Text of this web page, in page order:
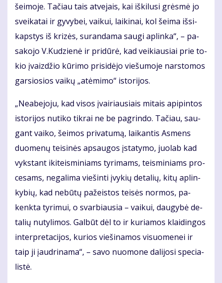
šei­mo­je. Ta­čiau tais at­ve­jais, kai iš­ki­lu­si grės­mė jo
svei­ka­tai ir gy­vy­bei, vai­kui, lai­ki­nai, kol šei­ma iš­si­
kaps­tys iš kri­zės, su­ran­da­ma sau­gi ap­lin­ka“, – pa­
sa­ko­jo V.Ku­dzie­nė ir pri­dū­rė, kad vei­kiau­siai prie to­
kio įvaiz­džio kū­ri­mo pri­si­dė­jo vie­šu­mo­je nars­to­mos
gar­sio­sios vai­kų „at­ėmi­mo“ is­to­ri­jos.
„Ne­abe­jo­ju, kad vi­sos įvai­riau­siais mi­tais api­pin­tos
is­to­ri­jos nu­ti­ko tik­rai ne be pa­grin­do. Ta­čiau, sau­
gant vai­ko, šei­mos pri­va­tu­mą, lai­kan­tis As­mens
duo­me­nų tei­si­nės ap­sau­gos įsta­ty­mo, juo­lab kad
vyks­tant iki­teis­mi­niams ty­ri­mams, teis­mi­niams pro­
ce­sams, ne­ga­li­ma vie­šin­ti įvy­kių de­ta­lių, ki­tų ap­lin­
ky­bių, kad ne­bū­tų pa­žeis­tos tei­sės nor­mos, pa­
kenk­ta ty­ri­mui, o svar­biau­sia – vai­kui, dau­gy­bė de­
ta­lių nu­ty­li­mos. Gal­būt dėl to ir ku­ria­mos klai­din­gos
in­ter­pre­ta­ci­jos, ku­rios vie­ši­na­mos vi­suo­me­nei ir
taip ji įaud­ri­na­ma“, – sa­vo nuo­mo­ne da­li­jo­si spe­cia­
lis­tė.